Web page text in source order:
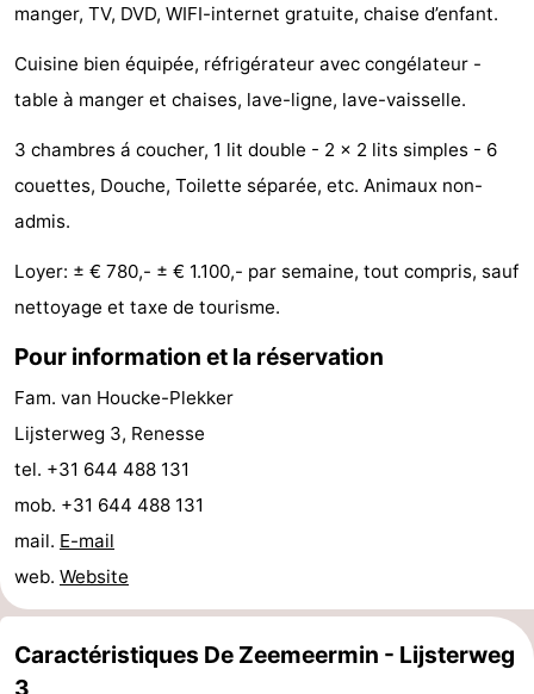
Musées
Églises
-
Moulins
-
de
vue
-
Croisières
-
Terrains
de
jeux
-
Aires
de
jeux
intérieures
-
Bowling
-
Parcours
de
mini-
Centres
de
bien-
Villages
&
Nature
manger, TV, DVD, WIFI-internet gratuite, chaise d’enfant.
Cuisine bien équipée, réfrigérateur avec congélateur -
table à manger et chaises, lave-ligne, lave-vaisselle.
3 chambres á coucher, 1 lit double - 2 x 2 lits simples - 6
couettes, Douche, Toilette séparée, etc. Animaux non-
admis.
Loyer: ± € 780,- ± € 1.100,- par semaine, tout compris, sauf
nettoyage et taxe de tourisme.
Pour information et la réservation
Fam. van Houcke-Plekker
Lijsterweg 3, Renesse
tel. +31 644 488 131
mob. +31 644 488 131
mail. E-mail
web. Website
Caractéristiques De Zeemeermin - Lijsterweg
3